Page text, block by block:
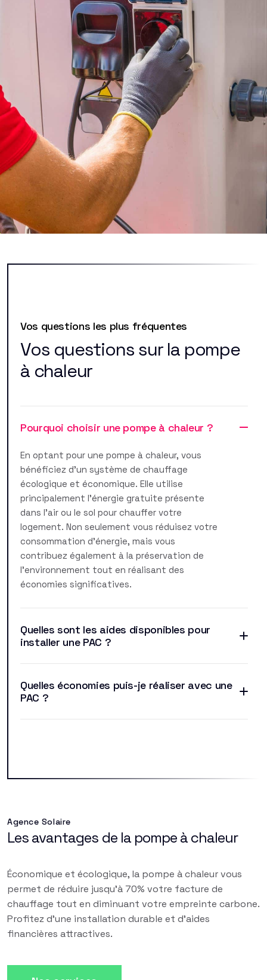
Vos questions les plus fréquentes
Vos questions sur la pompe
à chaleur
Pourquoi choisir une pompe à chaleur ?
En optant pour une pompe à chaleur, vous
bénéficiez d'un système de chauffage
écologique et économique. Elle utilise
principalement l'énergie gratuite présente
dans l'air ou le sol pour chauffer votre
logement. Non seulement vous réduisez votre
consommation d'énergie, mais vous
contribuez également à la préservation de
l'environnement tout en réalisant des
économies significatives.
Quelles sont les aides disponibles pour
installer une PAC ?
Quelles économies puis-je réaliser avec une
PAC ?
Agence Solaire
Les avantages de la pompe à chaleur
Économique et écologique, la pompe à chaleur vous
permet de réduire jusqu'à 70% votre facture de
chauffage tout en diminuant votre empreinte carbone.
Profitez d'une installation durable et d'aides
financières attractives.